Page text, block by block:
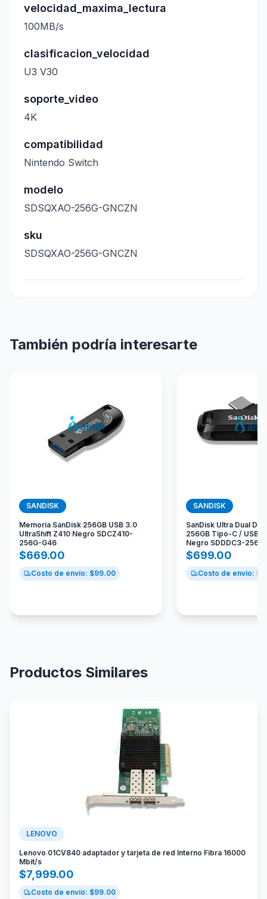
velocidad_maxima_lectura
100MB/s
clasificacion_velocidad
U3 V30
soporte_video
4K
compatibilidad
Nintendo Switch
modelo
SDSQXAO-256G-GNCZN
sku
SDSQXAO-256G-GNCZN
También podría interesarte
SANDISK
Memoria SanDisk 256GB USB 3.0
UltraShift Z410 Negro SDCZ410-
256G-G46
$669.00
Costo de envío: $99.00
SANDISK
SanDisk Ultra Dual
256GB Tipo-C / USB
Negro SDDDC3-
$699.00
Costo de envío: $
Productos Similares
LENOVO
Lenovo 01CV840 adaptador y tarjeta de red Interno Fibra 16000
Mbit/s
$7,999.00
Costo de envío: $99.00